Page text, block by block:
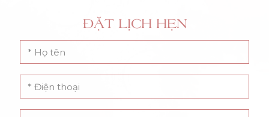
ĐẶT LỊCH HẸN